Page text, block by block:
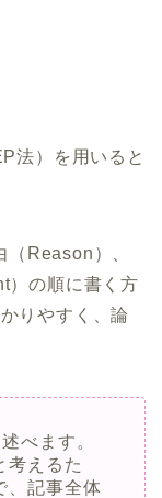
法）を用いると
Reason）、
）の順に書く方
りやすく、論
べます。
考えるた
、記事全体